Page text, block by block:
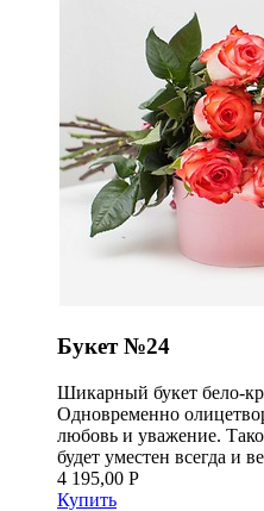
Букет №24
Шикарный букет бело-
Одновременно
любовь и уважение.
будет уместен всегда и
4 195,00 Р
Купить